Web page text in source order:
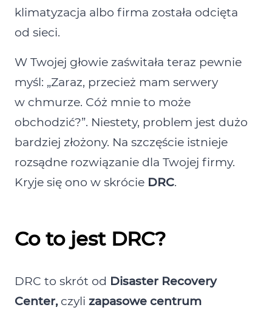
klimatyzacja albo firma została odcięta
od sieci.
W Twojej głowie zaświtała teraz pewnie
myśl: „Zaraz, przecież mam serwery
w chmurze. Cóż mnie to może
obchodzić?”. Niestety, problem jest dużo
bardziej złożony. Na szczęście istnieje
rozsądne rozwiązanie dla Twojej firmy.
Kryje się ono w skrócie DRC.
Co to jest DRC?
DRC to skrót od Disaster Recovery
Center, czyli zapasowe centrum